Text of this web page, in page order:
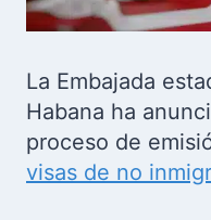
La Embajada
Habana ha
proceso de
visas de no